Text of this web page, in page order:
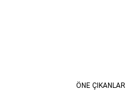
ÖNE ÇIKANLAR